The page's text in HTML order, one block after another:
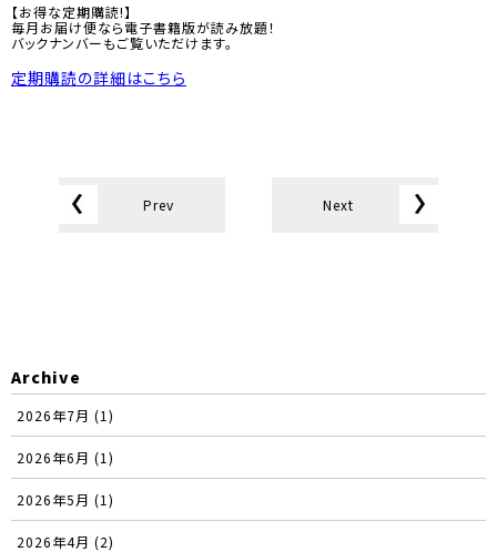
【お得な定期購読!】
毎月お届け便なら電子書籍版が読み放題！
バックナンバーもご覧いただけます。
定期購読の詳細はこちら
Prev Next
Archive
2026年7月 (1)
2026年6月 (1)
2026年5月 (1)
2026年4月 (2)